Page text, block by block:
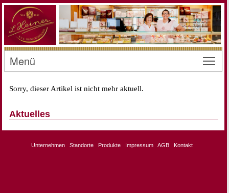
Menü
Sorry, dieser Artikel ist nicht mehr aktuell.
Aktuelles
Unternehmen Standorte Produkte Impressum AGB Kontakt